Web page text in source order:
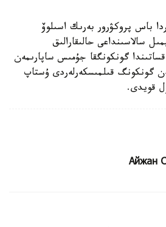
22 -مامىردا باس پروكۋرور بەرىك اسىلوۆ
سالاسىنداعى حالىقارالىق
گونكونگقا جۇمىس ساپارىمەن
گونكونگ قىلمىسكەرلەردى ۇستاپ
قويدى.
Айжан